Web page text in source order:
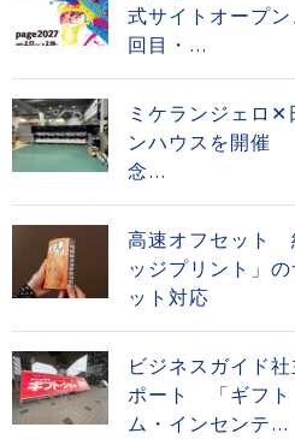
式サイトオープ
回目・...
ミケランジェロ
ンハウスを開催
念...
高速オフセット
ッジプリント」
ット対応
ビジネスガイド
ポート 「ギフト
ム・インセンテ...